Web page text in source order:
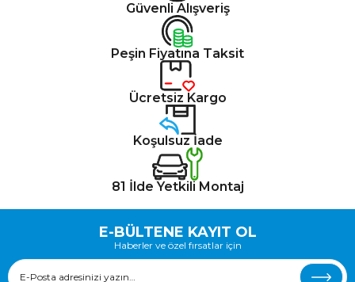
Güvenli Alışveriş
Peşin Fiyatına Taksit
Ücretsiz Kargo
Koşulsuz İade
81 İlde Yetkili Montaj
E-BÜLTENE KAYIT OL
Haberler ve özel fırsatlar için